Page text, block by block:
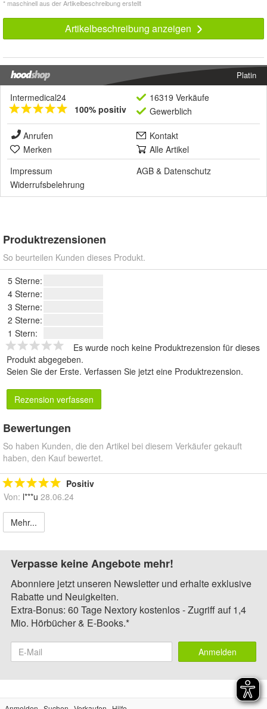
* maschinell aus der Artikelbeschreibung erstellt
Artikelbeschreibung anzeigen
Platin
Intermedical24
100% positiv
16319 Verkäufe
Gewerblich
Anrufen
Kontakt
Merken
Alle Artikel
Impressum
AGB & Datenschutz
Widerrufsbelehrung
Produktrezensionen
So beurteilen Kunden dieses Produkt.
5 Sterne:
4 Sterne:
3 Sterne:
2 Sterne:
1 Stern:
Es wurde noch keine Produktrezension für dieses
Produkt abgegeben.
Seien Sie der Erste. Verfassen Sie jetzt eine Produktrezension.
Rezension verfassen
Bewertungen
So haben Kunden, die den Artikel bei diesem Verkäufer gekauft
haben, den Kauf bewertet.
Positiv
Von: l***u 28.06.24
Mehr...
Verpasse keine Angebote mehr!
Abonniere jetzt unseren Newsletter und erhalte exklusive
Rabatte und Neuigkeiten.
Extra-Bonus: 60 Tage Nextory kostenlos - Zugriff auf 1,4
Mio. Hörbücher & E-Books.*
Anmelden